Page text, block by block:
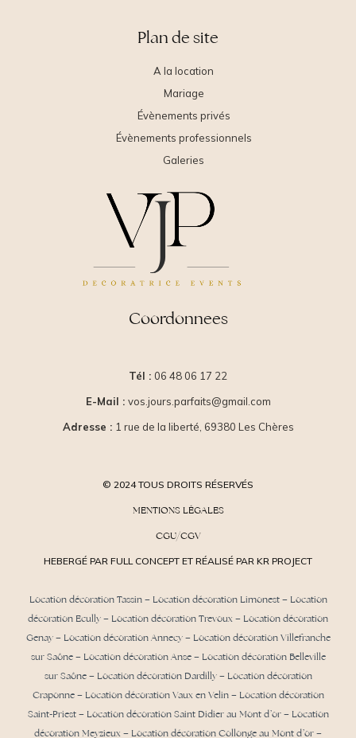
Plan de site
A la location
Mariage
Évènements privés
Évènements professionnels
Galeries
Coordonnees
Tél : 06 48 06 17 22
E-Mail : vos.jours.parfaits@gmail.com
Adresse : 1 rue de la liberté, 69380 Les Chères
© 2024 TOUS DROITS RÉSERVÉS
MENTIONS LÉGALES
CGU/CGV
HEBERGÉ PAR FULL CONCEPT ET RÉALISÉ PAR KR PROJECT
Location décoration Tassin– Location décoration Limonest– Location
décoration Ecully– Location décoration Trevoux– Location décoration
Genay– Location décoration Annecy– Location décoration Villefranche
sur Saône– Location décoration Anse– Location décoration Belleville
sur Saône – Location décoration Dardilly – Location décoration
Craponne– Location décoration Vaux en Velin – Location décoration
Saint-Priest – Location décoration Saint Didier au Mont d’or– Location
décoration Meyzieux – Location décoration Collonge au Mont d’or–